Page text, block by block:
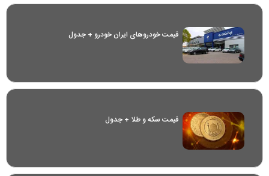
قیمت خودرو‌های ایران خودرو + جدول
قیمت سکه و طلا + جدول